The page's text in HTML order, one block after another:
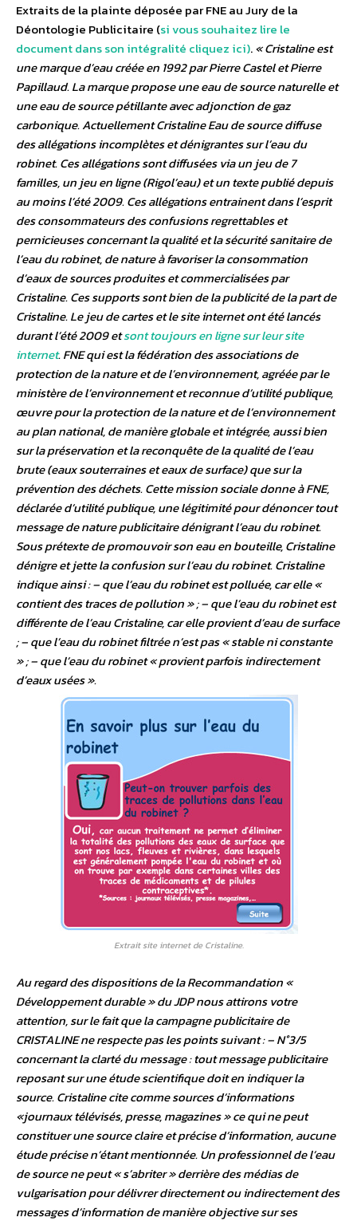
Extraits de la plainte déposée par FNE au Jury de la
Déontologie Publicitaire (si vous souhaitez lire le
document dans son intégralité cliquez ici).« Cristaline est
une marque d’eau créée en 1992 par Pierre Castel et Pierre
Papillaud. La marque propose une eau de source naturelle et
une eau de source pétillante avec adjonction de gaz
carbonique. Actuellement Cristaline Eau de source diffuse
des allégations incomplètes et dénigrantes sur l’eau du
robinet. Ces allégations sont diffusées via un jeu de 7
familles, un jeu en ligne (Rigol’eau) et un texte publié depuis
au moins l’été 2009. Ces allégations entrainent dans l’esprit
des consommateurs des confusions regrettables et
pernicieuses concernant la qualité et la sécurité sanitaire de
l’eau du robinet, de nature à favoriser la consommation
d’eaux de sources produites et commercialisées par
Cristaline. Ces supports sont bien de la publicité de la part de
Cristaline. Le jeu de cartes et le site internet ont été lancés
durant l’été 2009 etsont toujours en ligne sur leur site
internet. FNE qui est la fédération des associations de
protection de la nature et de l’environnement, agréée par le
ministère de l’environnement et reconnue d’utilité publique,
œuvre pour la protection de la nature et de l’environnement
au plan national, de manière globale et intégrée, aussi bien
sur la préservation et la reconquête de la qualité de l’eau
brute (eaux souterraines et eaux de surface) que sur la
prévention des déchets. Cette mission sociale donne à FNE,
déclarée d’utilité publique, une légitimité pour dénoncer tout
message de nature publicitaire dénigrant l’eau du robinet.
Sous prétexte de promouvoir son eau en bouteille, Cristaline
dénigre et jette la confusion sur l’eau du robinet. Cristaline
indique ainsi : – que l’eau du robinet est polluée, car elle «
contient des traces de pollution » ; – que l’eau du robinet est
différente de l’eau Cristaline, car elle provient d’eau de surface
; – que l’eau du robinet filtrée n’est pas « stable ni constante
» ; – que l’eau du robinet « provient parfois indirectement
d’eaux usées ».
Extrait site internet de Cristaline.
Au regard des dispositions de la Recommandation «
Développement durable » du JDP nous attirons votre
attention, sur le fait que la campagne publicitaire de
CRISTALINE ne respecte pas les points suivant : – N°3/5
concernant la clarté du message : tout message publicitaire
reposant sur une étude scientifique doit en indiquer la
source. Cristaline cite comme sources d’informations
«journaux télévisés, presse, magazines » ce qui ne peut
constituer une source claire et précise d’information, aucune
étude précise n’étant mentionnée. Un professionnel de l’eau
de source ne peut « s’abriter » derrière des médias de
vulgarisation pour délivrer directement ou indirectement des
messages d’information de manière objective sur ses